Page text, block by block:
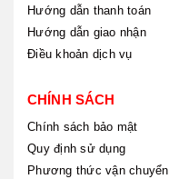
Hướng dẫn thanh toán
Hướng dẫn giao nhận
Điều khoản dịch vụ
CHÍNH SÁCH
Chính sách bảo mật
Quy định sử dụng
Phương thức vận chuyển